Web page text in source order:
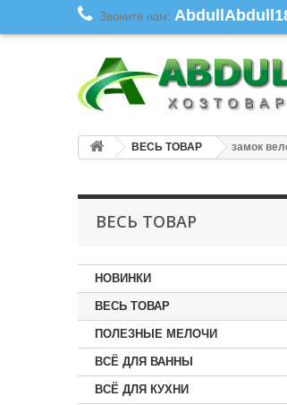
Звоните нам:
ВЕСЬ ТОВАР замок
ВЕСЬ ТОВАР
НОВИНКИ
ВЕСЬ ТОВАР
ПОЛЕЗНЫЕ МЕЛОЧИ
ВСЁ ДЛЯ ВАННЫ
ВСЁ ДЛЯ КУХНИ